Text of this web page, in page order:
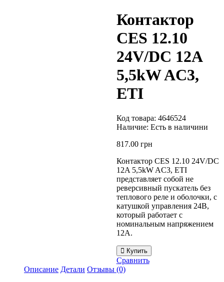
Контактор
CES 12.10
24V/DC 12A
5,5kW AC3,
ETI
Код товара: 4646524
Наличие: Есть в наличини
817.00грн
Контактор CES 12.10 24V/DC
12A 5,5kW AC3, ETI
представляет собой не
реверсивный пускатель без
теплового реле и оболочки, с
катушкой управления 24В,
который работает с
номинальным напряжением
12А.
Купить
Сравнить
Описание Детали Отзывы (0)